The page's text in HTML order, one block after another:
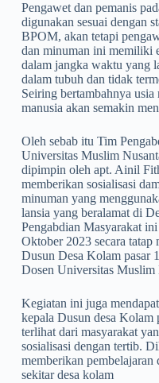
Pengawet dan pemanis
digunakan sesuai dengan
BPOM, akan tetapi
dan minuman ini memiliki
dalam jangka waktu yang
dalam tubuh dan tidak
Seiring bertambahnya
manusia akan semakin
Oleh sebab itu Tim
Universitas Muslim
dipimpin oleh apt. Ainil
memberikan sosialisasi
minuman yang
lansia yang beralamat di
Pengabdian Masyarakat
Oktober 2023 secara
Dusun Desa Kolam pasar
Dosen Universitas
Kegiatan ini juga
kepala Dusun desa Kolam
terlihat dari masyarakat
sosialisasi dengan tertib.
memberikan
sekitar desa kolam